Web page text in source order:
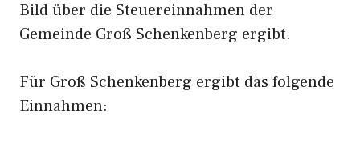
Bild über die Steuereinnahmen der
Gemeinde Groß Schenkenberg ergibt.
Für Groß Schenkenberg ergibt das folgende
Einnahmen: